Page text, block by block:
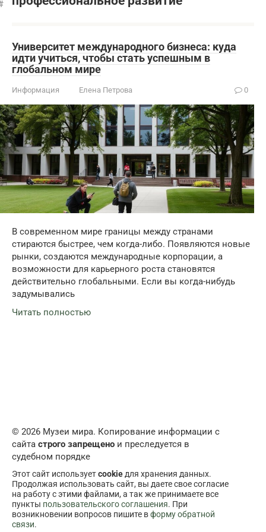
Университет международного бизнеса: куда
идти учиться, чтобы стать успешным в
глобальном мире
Информация Елена Петрова 0
В современном мире границы между странами
стираются быстрее, чем когда-либо. Появляются новые
рынки, создаются международные корпорации, а
возможности для карьерного роста становятся
действительно глобальными. Если вы когда-нибудь
задумывались
Читать полностью
© 2026 Музеи мира. Копирование информации с
сайта строго запрещено и преследуется в
судебном порядке
Этот сайт используетcookieдля хранения данных.
Продолжая использовать сайт, вы даете свое согласие
на работу с этими файлами, а так же принимаете все
пункты пользовательского соглашения. При
возникновении вопросов пишите вформу обратной
связи.